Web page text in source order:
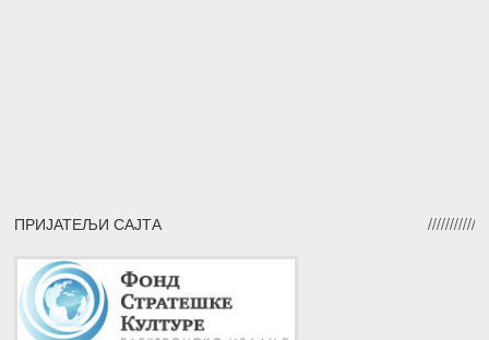
ПРИЈАТЕЉИ САЈТА